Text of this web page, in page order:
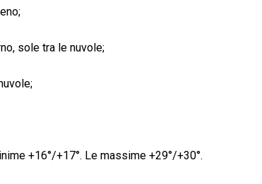
sole tra le nuvole;
+16°/+17°. Le massime +29°/+30°.